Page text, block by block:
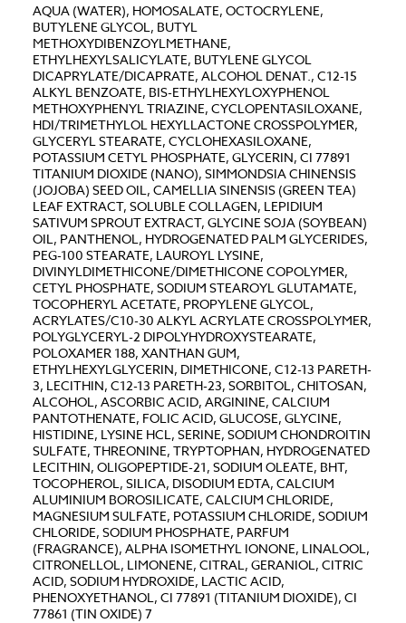
AQUA (WATER), HOMOSALATE, OCTOCRYLENE,
BUTYLENE GLYCOL, BUTYL
METHOXYDIBENZOYLMETHANE,
ETHYLHEXYLSALICYLATE, BUTYLENE GLYCOL
DICAPRYLATE/DICAPRATE, ALCOHOL DENAT., C12-15
ALKYL BENZOATE, BIS-ETHYLHEXYLOXYPHENOL
METHOXYPHENYL TRIAZINE, CYCLOPENTASILOXANE,
HDI/TRIMETHYLOL HEXYLLACTONE CROSSPOLYMER,
GLYCERYL STEARATE, CYCLOHEXASILOXANE,
POTASSIUM CETYL PHOSPHATE, GLYCERIN, CI 77891
TITANIUM DIOXIDE (NANO), SIMMONDSIA CHINENSIS
(JOJOBA) SEED OIL, CAMELLIA SINENSIS (GREEN TEA)
LEAF EXTRACT, SOLUBLE COLLAGEN, LEPIDIUM
SATIVUM SPROUT EXTRACT, GLYCINE SOJA (SOYBEAN)
OIL, PANTHENOL, HYDROGENATED PALM GLYCERIDES,
PEG-100 STEARATE, LAUROYL LYSINE,
DIVINYLDIMETHICONE/DIMETHICONE COPOLYMER,
CETYL PHOSPHATE, SODIUM STEAROYL GLUTAMATE,
TOCOPHERYL ACETATE, PROPYLENE GLYCOL,
ACRYLATES/C10-30 ALKYL ACRYLATE CROSSPOLYMER,
POLYGLYCERYL-2 DIPOLYHYDROXYSTEARATE,
POLOXAMER 188, XANTHAN GUM,
ETHYLHEXYLGLYCERIN, DIMETHICONE, C12-13 PARETH-
3, LECITHIN, C12-13 PARETH-23, SORBITOL, CHITOSAN,
ALCOHOL, ASCORBIC ACID, ARGININE, CALCIUM
PANTOTHENATE, FOLIC ACID, GLUCOSE, GLYCINE,
HISTIDINE, LYSINE HCL, SERINE, SODIUM CHONDROITIN
SULFATE, THREONINE, TRYPTOPHAN, HYDROGENATED
LECITHIN, OLIGOPEPTIDE-21, SODIUM OLEATE, BHT,
TOCOPHEROL, SILICA, DISODIUM EDTA, CALCIUM
ALUMINIUM BOROSILICATE, CALCIUM CHLORIDE,
MAGNESIUM SULFATE, POTASSIUM CHLORIDE, SODIUM
CHLORIDE, SODIUM PHOSPHATE, PARFUM
(FRAGRANCE), ALPHA ISOMETHYL IONONE, LINALOOL,
CITRONELLOL, LIMONENE, CITRAL, GERANIOL, CITRIC
ACID, SODIUM HYDROXIDE, LACTIC ACID,
PHENOXYETHANOL, CI 77891 (TITANIUM DIOXIDE), CI
77861 (TIN OXIDE) 7